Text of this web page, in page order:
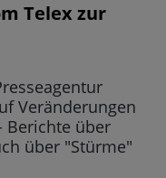
Telex zur
Veränderungen
Berichte über
über "Stürme"